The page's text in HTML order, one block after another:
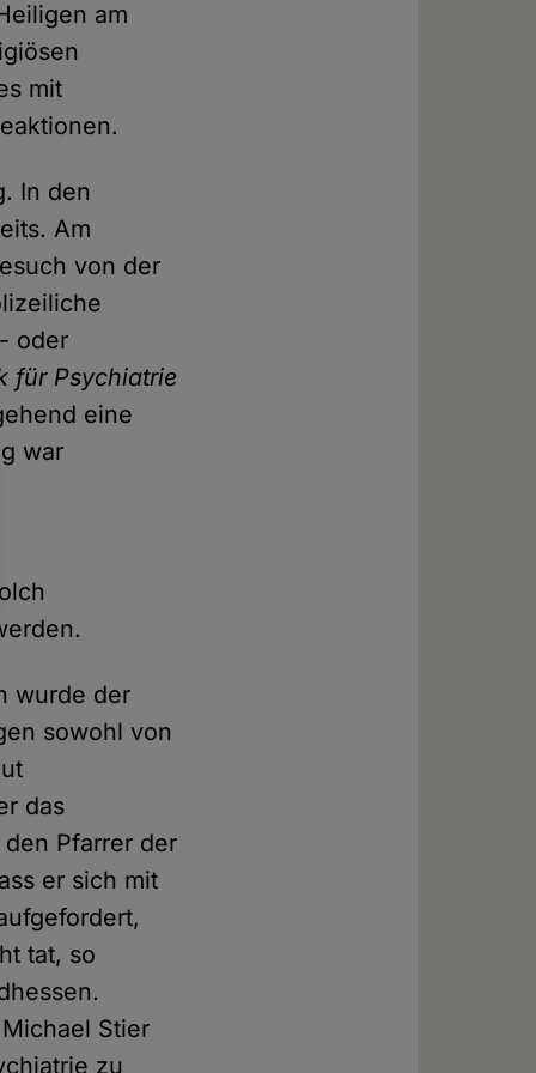
am
mit
In den
Am
von der
oder
für Psychiatrie
eine
war
wurde der
sowohl von
das
Pfarrer der
er sich mit
tat, so
Stier
zu